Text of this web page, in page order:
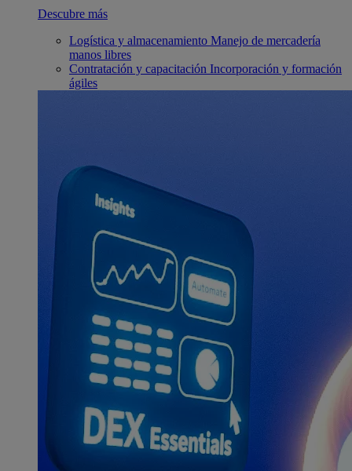
Descubre más
Logística y almacenamiento Manejo de mercadería
manos libres
Contratación y capacitación Incorporación y formación
ágiles